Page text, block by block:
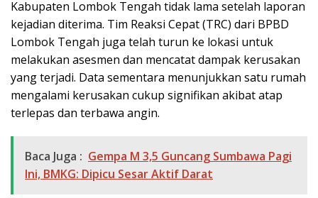
Kabupaten Lombok Tengah tidak lama setelah laporan
kejadian diterima. Tim Reaksi Cepat (TRC) dari BPBD
Lombok Tengah juga telah turun ke lokasi untuk
melakukan asesmen dan mencatat dampak kerusakan
yang terjadi. Data sementara menunjukkan satu rumah
mengalami kerusakan cukup signifikan akibat atap
terlepas dan terbawa angin.
Baca Juga : Gempa M 3,5 Guncang Sumbawa Pagi
Ini, BMKG: Dipicu Sesar Aktif Darat